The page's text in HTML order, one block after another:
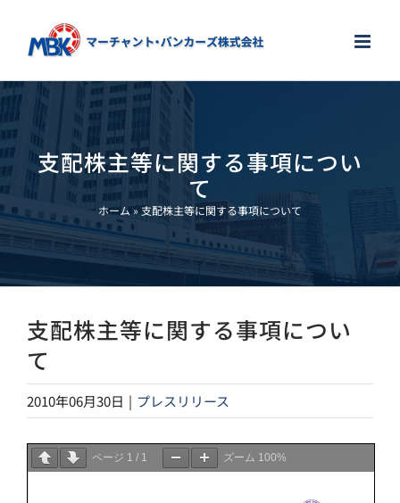
content
支配株主等に関する事項につい
て
ホーム»支配株主等に関する事項について
支配株主等に関する事項につい
て
2010年06月30日 | プレスリリース
ページ 1 / 1 ズーム 100%